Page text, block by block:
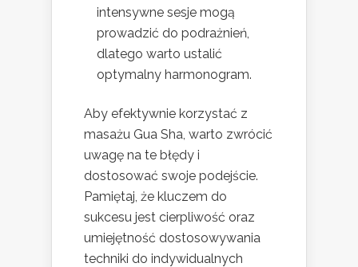
intensywne sesje mogą
prowadzić do podrażnień,
dlatego warto ustalić
optymalny harmonogram.
Aby efektywnie korzystać z
masażu Gua Sha, warto zwrócić
uwagę na te błędy i
dostosować swoje podejście.
Pamiętaj, że kluczem do
sukcesu jest cierpliwość oraz
umiejętność dostosowywania
techniki do indywidualnych